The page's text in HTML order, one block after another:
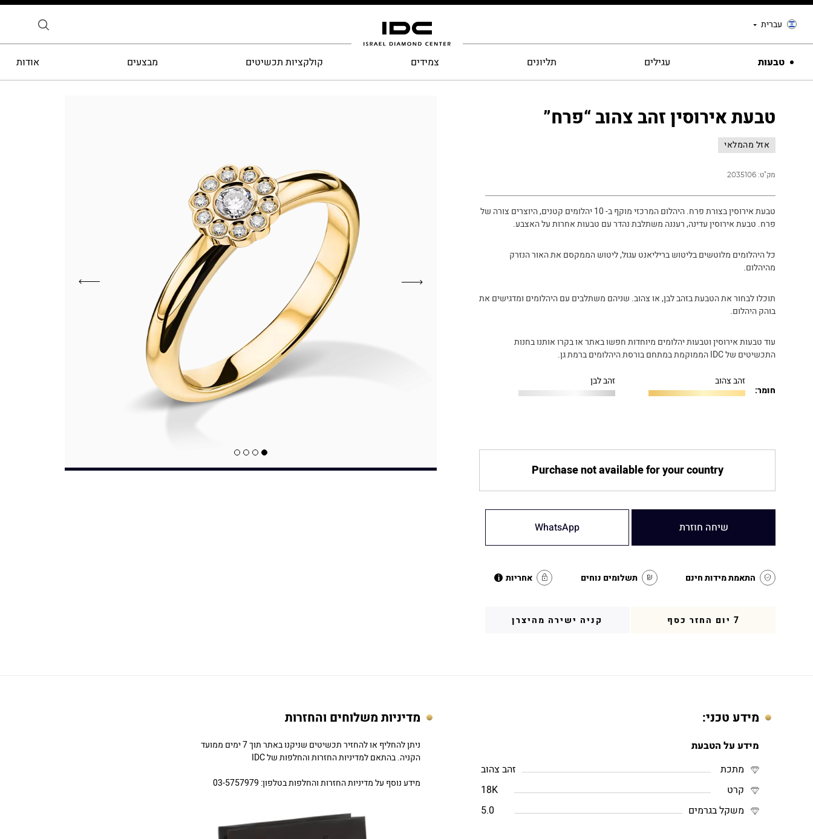
עברית
טבעות עגילים תליונים צמידים קולקציות תכשיטים מבצעים אודות
טבעת אירוסין זהב צהוב “פרח”
אזל מהמלאי
מק"ט: 2035106
טבעת אירוסין בצורת פרח. היהלום המרכזי מוקף ב- 10 יהלומים קטנים, היוצרים צורה של
פרח. טבעת אירוסין עדינה, רעננה משתלבת נהדר עם טבעות אחרות על האצבע.
כל היהלומים מלוטשים בליטוש בריליאנט עגול, ליטוש הממקסם את האור הנזרק
מהיהלום.
תוכלו לבחור את הטבעת בזהב לבן, או צהוב. שניהם משתלבים עם היהלומים ומדגישים את
בוהק היהלום.
עוד טבעות אירוסין וטבעות יהלומים מיוחדות חפשו באתר או בקרו אותנו בחנות
התכשיטים של IDC הממוקמת במתחם בורסת היהלומים ברמת גן.
חומר:
זהב צהוב זהב לבן
Purchase not available for your country
שיחה חוזרת WhatsApp
התאמת מידות חינם תשלומים נוחים אחריות i
7 יום החזר כסף קניה ישירה מהיצרן
מידע טכני:
מידע על הטבעת
מתכת
זהב צהוב
קרט
18K
משקל בגרמים
5.0
מדיניות משלוחים והחזרות
ניתן להחליף או להחזיר תכשיטים שניקנו באתר תוך 7 ימים ממועד
הקניה. בהתאם למדיניות החזרות והחלפות של IDC
מידע נוסף על מדיניות החזרות והחלפות בטלפון: 03-5757979